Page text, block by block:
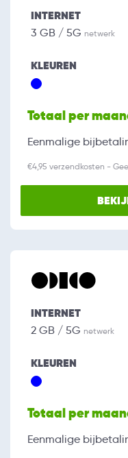
INTERNET
3 GB / 5G netwerk
KLEUREN
Totaal per
Eenmalige
€4,95 verzendkosten -
INTERNET
2 GB / 5G netwerk
KLEUREN
Totaal per
Eenmalige